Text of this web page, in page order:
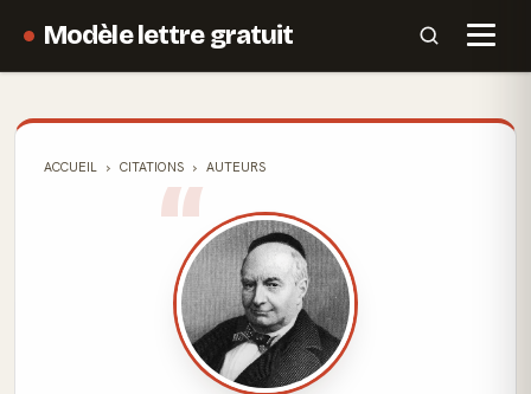
Modèle lettre gratuit
ACCUEIL CITATIONS AUTEURS